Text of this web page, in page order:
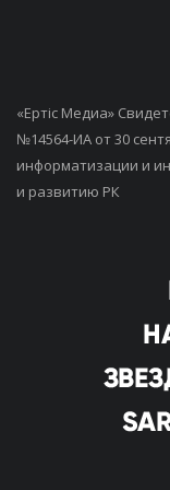
«Ертiс Медиа»
№14564-ИА от 30
информатизации и
и развитию РК